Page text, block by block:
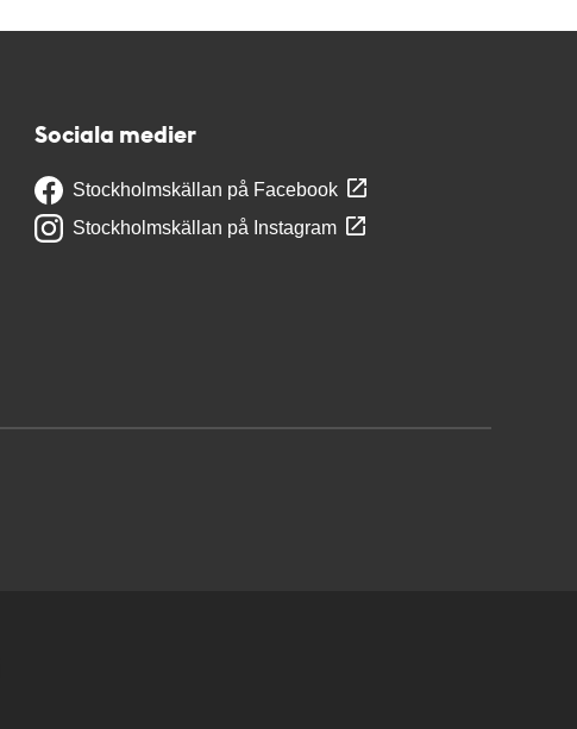
Sociala medier
Stockholmskällan på Facebook
Stockholmskällan på Instagram